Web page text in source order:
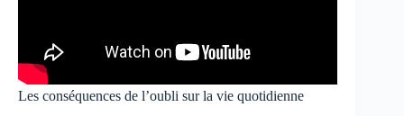
Les conséquences de l’oubli sur la vie quotidienne